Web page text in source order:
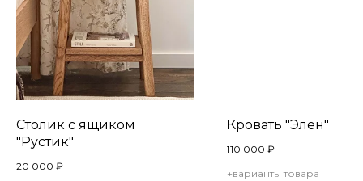
Столик с ящиком
"Рустик"
20 000 ₽
Кровать "Элен"
110 000 ₽
+варианты товара